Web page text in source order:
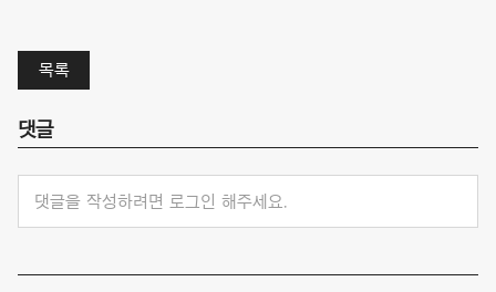
목록
댓글
댓글을 작성하려면 로그인 해주세요.